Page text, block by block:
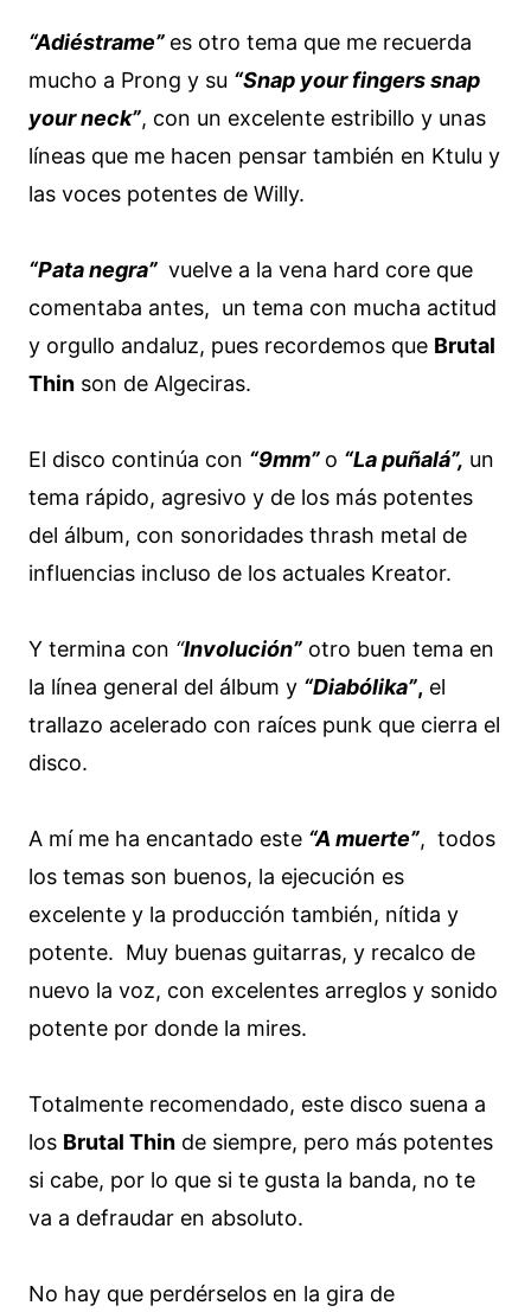
“Adiéstrame” es otro tema que me recuerda
mucho a Prong y su “Snap your fingers snap
your neck”, con un excelente estribillo y unas
líneas que me hacen pensar también en Ktulu y
las voces potentes de Willy.
“Pata negra” vuelve a la vena hard core que
comentaba antes, un tema con mucha actitud
y orgullo andaluz, pues recordemos que Brutal
Thin son de Algeciras.
El disco continúa con “9mm” o “La puñalá”, un
tema rápido, agresivo y de los más potentes
del álbum, con sonoridades thrash metal de
influencias incluso de los actuales Kreator.
Y termina con “Involución” otro buen tema en
la línea general del álbum y “Diabólika”, el
trallazo acelerado con raíces punk que cierra el
disco.
A mí me ha encantado este “A muerte”, todos
los temas son buenos, la ejecución es
excelente y la producción también, nítida y
potente. Muy buenas guitarras, y recalco de
nuevo la voz, con excelentes arreglos y sonido
potente por donde la mires.
Totalmente recomendado, este disco suena a
los Brutal Thin de siempre, pero más potentes
si cabe, por lo que si te gusta la banda, no te
va a defraudar en absoluto.
No hay que perdérselos en la gira de